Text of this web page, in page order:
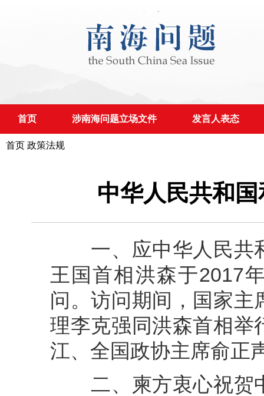
首页 涉南海问题立场文件 发言人表态
首页 政策法规
中华人民共和
一、应中华人民共
王国首相洪森于2017
问。访问期间，国家主
理李克强同洪森首相举
江、全国政协主席俞正
二、柬方衷心祝贺